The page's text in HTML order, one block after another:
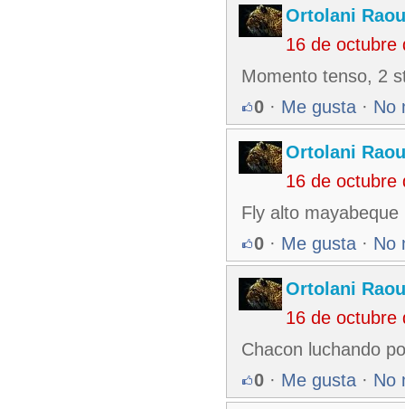
Ortolani
16 de octubre
Momento tenso, 2
0 · Me gusta · No
Ortolani
16 de octubre
Fly alto
0 · Me gusta · No
Ortolani
16 de octubre
Chacon luchando
0 · Me gusta · No